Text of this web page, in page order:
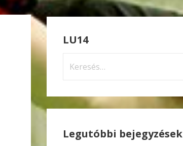
LU14
Legutóbbi bejegyzések